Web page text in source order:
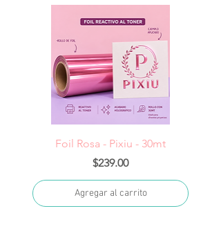
Foil Rosa - Pixiu - 30mt
Precio
$239.00
Agregar al carrito